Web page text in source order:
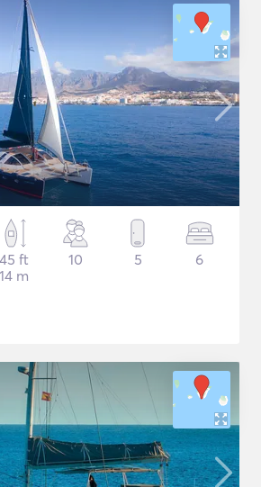
45 ft
14 m
10 5 6